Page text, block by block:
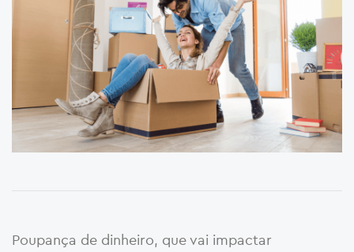
Poupança de dinheiro, que vai impactar